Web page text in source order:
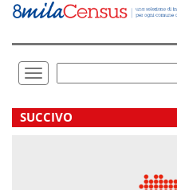
Vai
direttamente
Toggle
navigation
.
SUCCIVO